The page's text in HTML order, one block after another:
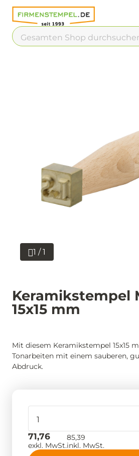
Chatbot
Chatten Sie 24/7
hilfreichen
Kontakt
1 / 1
Keramikstempel
15x15 mm
Mit diesem Keramikstempel 15x15
Tonarbeiten mit einem sauberen,
Abdruck.
71,76
exkl. MwSt.
85,39
inkl. MwSt.